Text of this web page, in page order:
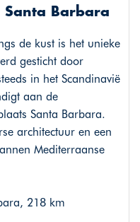
Santa Barbara
de kust is het unieke
gesticht door
in het Scandinavië
aan de
Santa Barbara.
architectuur en een
Mediterraanse
218 km